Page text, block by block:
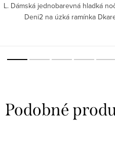
L. Dámská jednobarevná hladká
Deni2 na úzká ramínka